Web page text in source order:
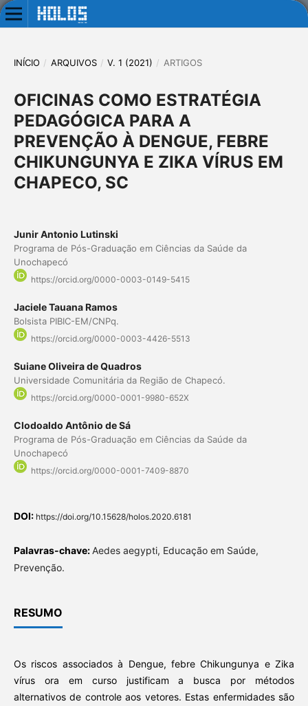
INÍCIO / ARQUIVOS / V. 1 (2021) / ARTIGOS
OFICINAS COMO ESTRATÉGIA
PEDAGÓGICA PARA A
PREVENÇÃO À DENGUE, FEBRE
CHIKUNGUNYA E ZIKA VÍRUS EM
CHAPECO, SC
Junir Antonio Lutinski
Programa de Pós-Graduação em Ciências da Saúde da
Unochapecó
https://orcid.org/0000-0003-0149-5415
Jaciele Tauana Ramos
Bolsista PIBIC-EM/CNPq.
https://orcid.org/0000-0003-4426-5513
Suiane Oliveira de Quadros
Universidade Comunitária da Região de Chapecó.
https://orcid.org/0000-0001-9980-652X
Clodoaldo Antônio de Sá
Programa de Pós-Graduação em Ciências da Saúde da
Unochapecó
https://orcid.org/0000-0001-7409-8870
DOI: https://doi.org/10.15628/holos.2020.6181
Palavras-chave:Aedes aegypti, Educação em Saúde,
Prevenção.
RESUMO
Os riscos associados à Dengue, febre Chikungunya e Zika
vírus ora em curso justificam a busca por métodos
alternativos de controle aos vetores. Estas enfermidades são